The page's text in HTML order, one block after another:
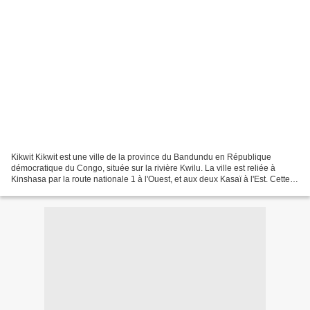
Kikwit Kikwit est une ville de la province du Bandundu en République
démocratique du Congo, située sur la rivière Kwilu. La ville est reliée à
Kinshasa par la route nationale 1 à l'Ouest, et aux deux Kasaï à l'Est. Cette